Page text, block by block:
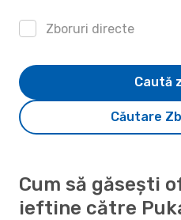
Zboruri directe
Căutare
Caută
Cum să găsești
ieftine către